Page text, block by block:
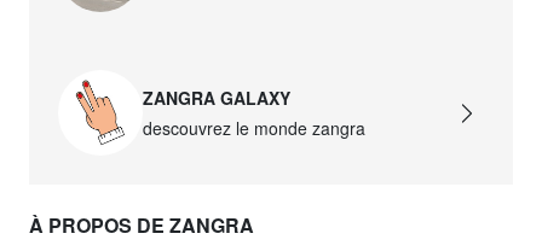
ZANGRA GALAXY
descouvrez le monde zangra
À PROPOS DE ZANGRA